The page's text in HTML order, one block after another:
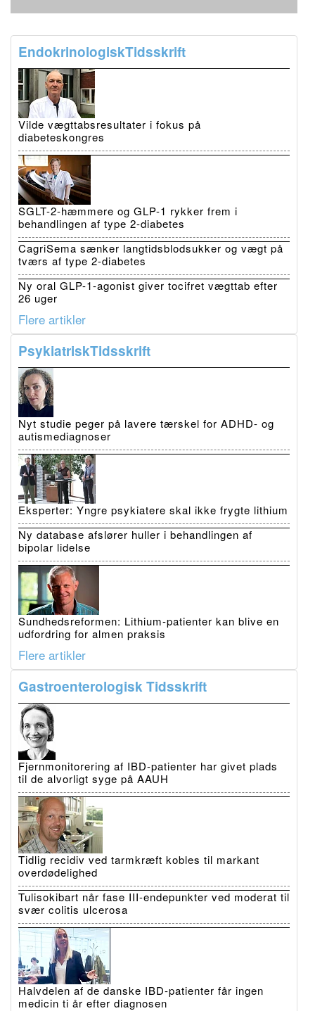
EndokrinologiskTidsskrift
Vilde vægttabsresultater i fokus på
diabeteskongres
SGLT-2-hæmmere og GLP-1 rykker frem i
behandlingen af type 2-diabetes
CagriSema sænker langtidsblodsukker og vægt på
tværs af type 2-diabetes
Ny oral GLP-1-agonist giver tocifret vægttab efter
26 uger
Flere artikler
PsykiatriskTidsskrift
Nyt studie peger på lavere tærskel for ADHD- og
autismediagnoser
Eksperter: Yngre psykiatere skal ikke frygte lithium
Ny database afslører huller i behandlingen af
bipolar lidelse
Sundhedsreformen: Lithium-patienter kan blive en
udfordring for almen praksis
Flere artikler
Gastroenterologisk Tidsskrift
Fjernmonitorering af IBD-patienter har givet plads
til de alvorligt syge på AAUH
Tidlig recidiv ved tarmkræft kobles til markant
overdødelighed
Tulisokibart når fase III-endepunkter ved moderat til
svær colitis ulcerosa
Halvdelen af de danske IBD-patienter får ingen
medicin ti år efter diagnosen